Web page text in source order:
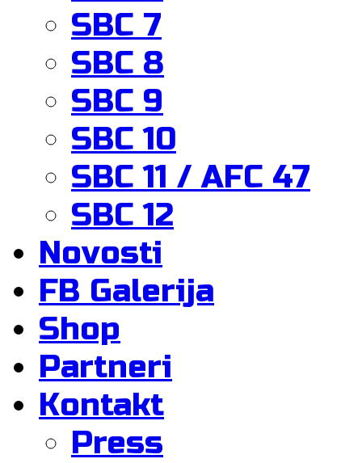
SBC 7
SBC 8
SBC 9
SBC 10
SBC 11 / AFC 47
SBC 12
Novosti
FB Galerija
Shop
Partneri
Kontakt
Press